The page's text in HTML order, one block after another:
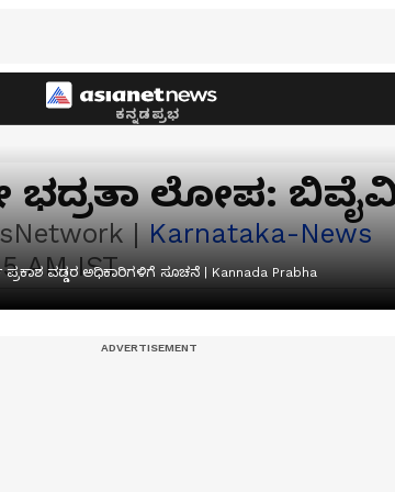
ಕನ್ನಡಪ್ರಭ
ಭದ್ರತಾ ಲೋಪ:
|Karnataka-News
AM IST
ವಡ್ಡರ ಅಧಿಕಾರಿಗಳಿಗೆ ಸೂಚನೆ | Kannada Prabha